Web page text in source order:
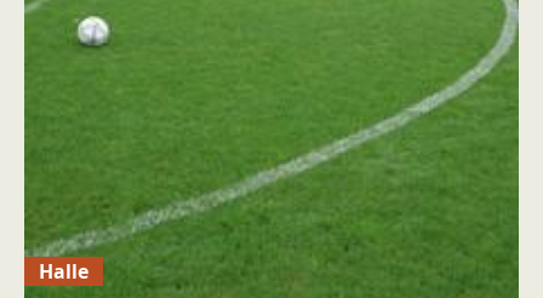
Halle